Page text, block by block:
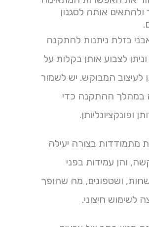
ולהתאים אותה לסגנון
בזלת ניתנות להתקנה
לצבוע אותן בקלות על
לעיצוב המבוקש. יש לשמור
במהלך ההתקנה כדי
ופונקציונליותן.
מתמודדות בצורה יעילה
והן עמידות בפני
ושטפונים, מה שהופך
לשימוש חיצוני.